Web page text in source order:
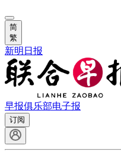
简
繁
新明日报
早报俱乐部电子报
订阅